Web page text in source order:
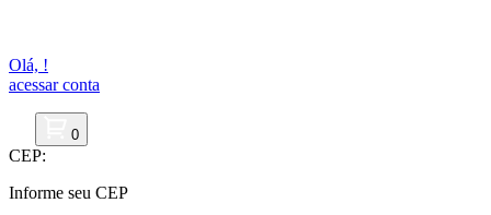
Olá, !
acessar conta
0
CEP:
Informe seu CEP